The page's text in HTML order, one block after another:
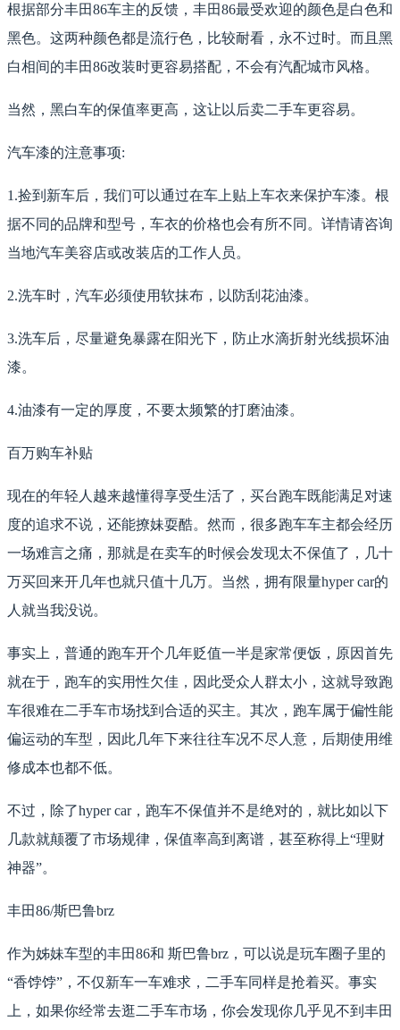
根据部分丰田86车主的反馈，丰田86最受欢迎的颜色是白色和
黑色。这两种颜色都是流行色，比较耐看，永不过时。而且黑
白相间的丰田86改装时更容易搭配，不会有汽配城市风格。
当然，黑白车的保值率更高，这让以后卖二手车更容易。
汽车漆的注意事项:
1.捡到新车后，我们可以通过在车上贴上车衣来保护车漆。根
据不同的品牌和型号，车衣的价格也会有所不同。详情请咨询
当地汽车美容店或改装店的工作人员。
2.洗车时，汽车必须使用软抹布，以防刮花油漆。
3.洗车后，尽量避免暴露在阳光下，防止水滴折射光线损坏油
漆。
4.油漆有一定的厚度，不要太频繁的打磨油漆。
百万购车补贴
现在的年轻人越来越懂得享受生活了，买台跑车既能满足对速
度的追求不说，还能撩妹耍酷。然而，很多跑车车主都会经历
一场难言之痛，那就是在卖车的时候会发现太不保值了，几十
万买回来开几年也就只值十几万。当然，拥有限量hyper car的
人就当我没说。
事实上，普通的跑车开个几年贬值一半是家常便饭，原因首先
就在于，跑车的实用性欠佳，因此受众人群太小，这就导致跑
车很难在二手车市场找到合适的买主。其次，跑车属于偏性能
偏运动的车型，因此几年下来往往车况不尽人意，后期使用维
修成本也都不低。
不过，除了hyper car，跑车不保值并不是绝对的，就比如以下
几款就颠覆了市场规律，保值率高到离谱，甚至称得上“理财
神器”。
丰田86/斯巴鲁brz
作为姊妹车型的丰田86和 斯巴鲁brz，可以说是玩车圈子里的
“香饽饽”，不仅新车一车难求，二手车同样是抢着买。事实
上，如果你经常去逛二手车市场，你会发现你几乎见不到丰田